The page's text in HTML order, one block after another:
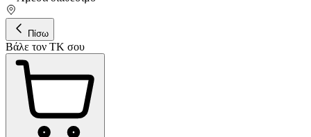
Πίσω
Βάλε τον ΤΚ σου